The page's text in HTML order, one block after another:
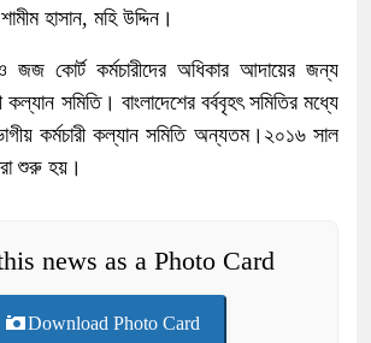
হাসান, মহি উদ্দিন।
ও জজ কোর্ট কর্মচারীদের অধিকার আদায়ের জন্য
কল্যান সমিতি। বাংলাদেশের বর্ববৃহৎ সমিতির মধ্যে
কর্মচারী কল্যান সমিতি অন্যতম।২০১৬ সাল
শুরু হয়।
news as a Photo Card
Download Photo Card